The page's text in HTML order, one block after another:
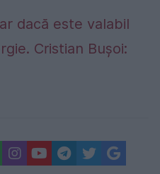
dacă este valabil
Cristian Bușoi: